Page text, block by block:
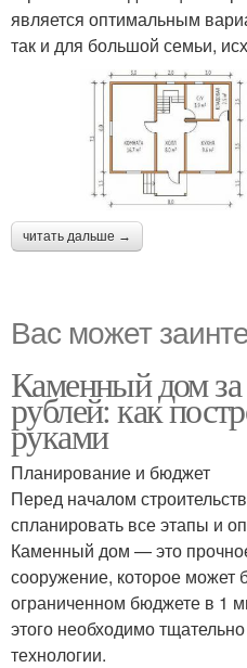
является оптимальным
так и для большой семьи,
читать дальше →
Вас может
Каменный дом
рублей: как
руками
Планирование и бюджет
Перед началом
спланировать все этапы и
Каменный дом — это
сооружение, которое может
ограниченном бюджете в 1
этого необходимо
технологии.